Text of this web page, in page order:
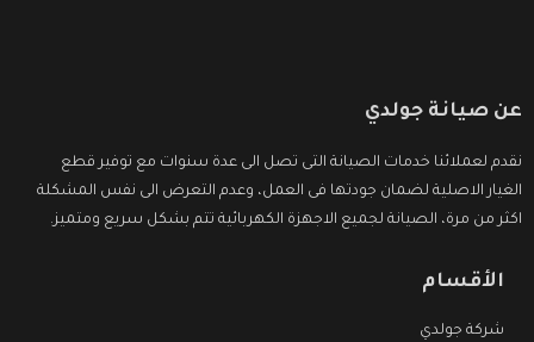
عن صيانة جولدي
نقدم لعملائنا خدمات الصيانة التى تصل الى عدة سنوات مع توفير قطع
الغيار الاصلية لضمان جودتها فى العمل، وعدم التعرض الى نفس المشكلة
اكثر من مرة، الصيانة لجميع الاجهزة الكهربائية تتم بشكل سريع ومتميز.
الأقسام
شركة جولدي